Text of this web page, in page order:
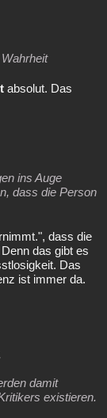
absolut. Das
ins Auge
dass die Person
dass die
das gibt es
Das
ist immer da.
damit
existieren.